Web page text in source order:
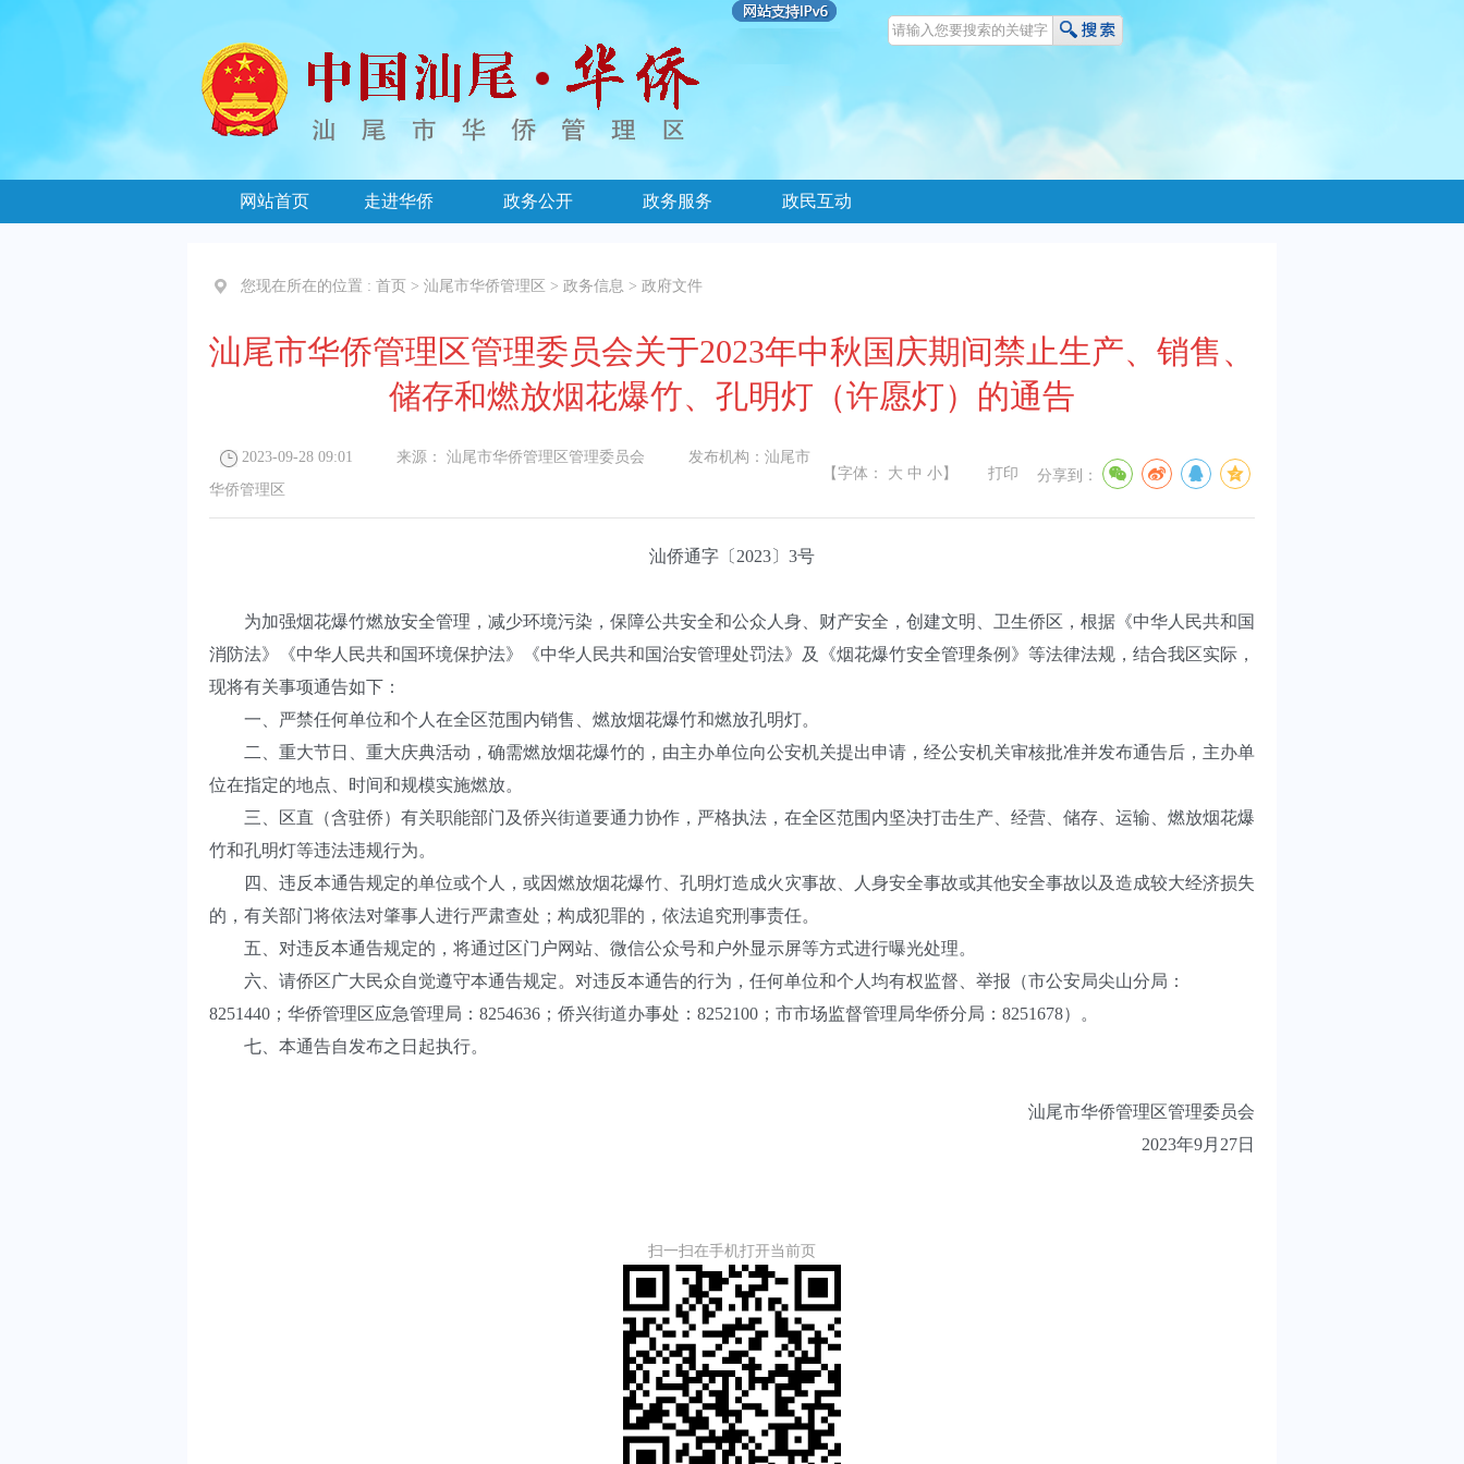
网站首页 走进华侨 政务公开 政务服务 政民互动
您现在所在的位置 : 首页 > 汕尾市华侨管理区 > 政务信息 > 政府文件
汕尾市华侨管理区管理委员会关于2023年中秋国庆期间禁止生产、销售、
储存和燃放烟花爆竹、孔明灯（许愿灯）的通告
2023-09-28 09:01 来源： 汕尾市华侨管理区管理委员会 发布机构： 汕尾市
华侨管理区
【字体： 大 中 小 】 打印 分享到：
汕侨通字〔2023〕3号
为加强烟花爆竹燃放安全管理，减少环境污染，保障公共安全和公众人身、财产安全，创建文明、卫生侨区，根据《中华人民共和国
消防法》《中华人民共和国环境保护法》《中华人民共和国治安管理处罚法》及《烟花爆竹安全管理条例》等法律法规，结合我区实际，
现将有关事项通告如下：
一、严禁任何单位和个人在全区范围内销售、燃放烟花爆竹和燃放孔明灯。
二、重大节日、重大庆典活动，确需燃放烟花爆竹的，由主办单位向公安机关提出申请，经公安机关审核批准并发布通告后，主办单
位在指定的地点、时间和规模实施燃放。
三、区直（含驻侨）有关职能部门及侨兴街道要通力协作，严格执法，在全区范围内坚决打击生产、经营、储存、运输、燃放烟花爆
竹和孔明灯等违法违规行为。
四、违反本通告规定的单位或个人，或因燃放烟花爆竹、孔明灯造成火灾事故、人身安全事故或其他安全事故以及造成较大经济损失
的，有关部门将依法对肇事人进行严肃查处；构成犯罪的，依法追究刑事责任。
五、对违反本通告规定的，将通过区门户网站、微信公众号和户外显示屏等方式进行曝光处理。
六、请侨区广大民众自觉遵守本通告规定。对违反本通告的行为，任何单位和个人均有权监督、举报（市公安局尖山分局：
8251440；华侨管理区应急管理局：8254636；侨兴街道办事处：8252100；市市场监督管理局华侨分局：8251678）。
七、本通告自发布之日起执行。
汕尾市华侨管理区管理委员会
2023年9月27日
扫一扫在手机打开当前页